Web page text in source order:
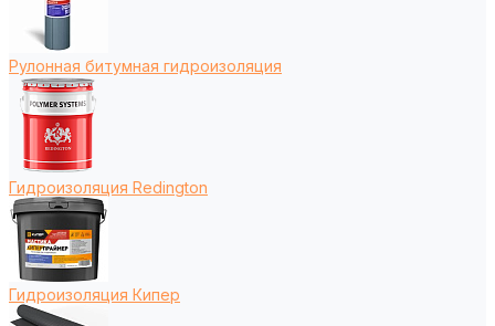
Рулонная битумная гидроизоляция
Гидроизоляция Redington
Гидроизоляция Кипер